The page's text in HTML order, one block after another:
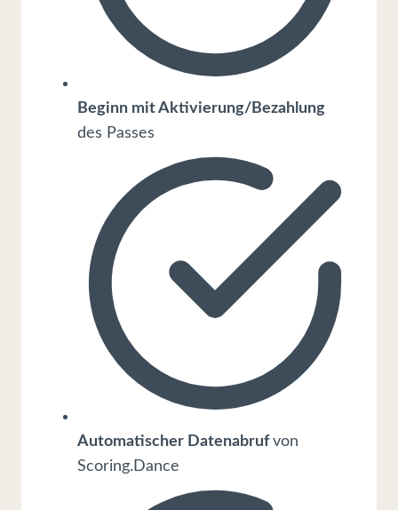
Beginn mit Aktivierung/Bezahlung
des Passes
Automatischer Datenabrufvon
Scoring.Dance